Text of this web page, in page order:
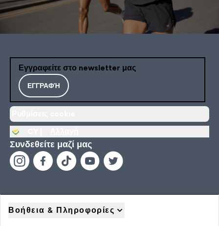
Εγγραφείτε στο newsletter μας
ΕΓΓΡΑΦΉ
Συνδεθείτε μαζί μας
Βοήθεια & Πληροφορίες